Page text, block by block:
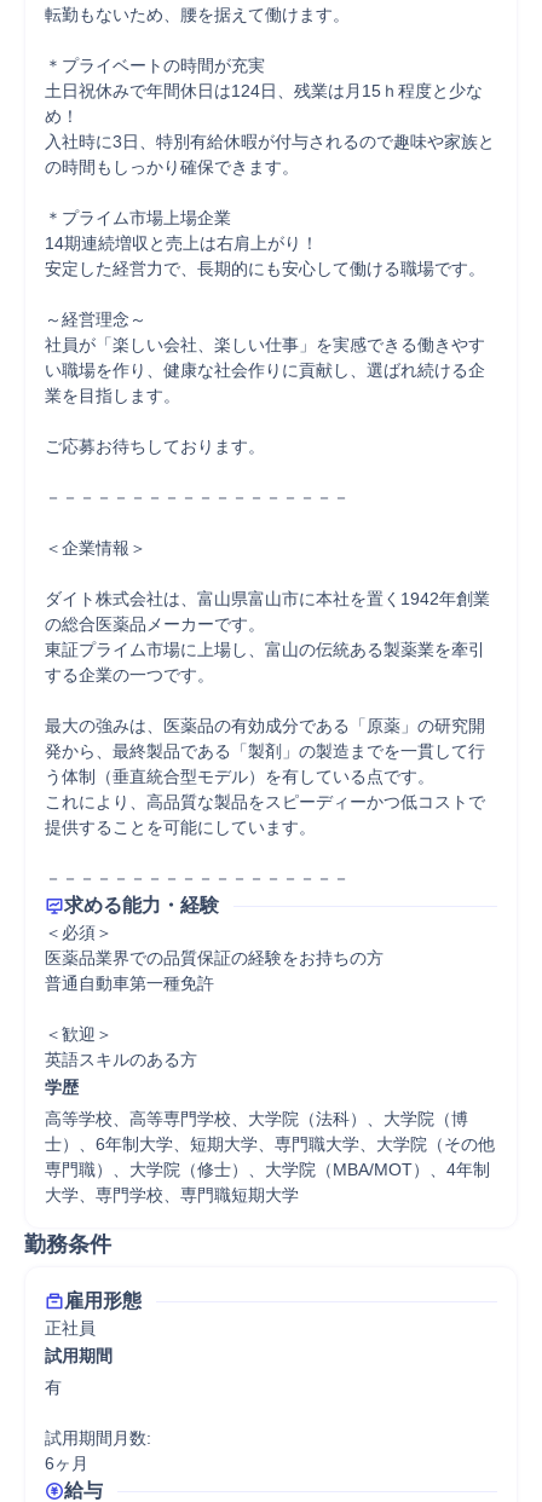
転勤もないため、腰を据えて働けます。
＊プライベートの時間が充実
土日祝休みで年間休日は124日、残業は月15ｈ程度と少な
め！
入社時に3日、特別有給休暇が付与されるので趣味や家族と
の時間もしっかり確保できます。
＊プライム市場上場企業
14期連続増収と売上は右肩上がり！
安定した経営力で、長期的にも安心して働ける職場です。
～経営理念～
社員が「楽しい会社、楽しい仕事」を実感できる働きやす
い職場を作り、健康な社会作りに貢献し、選ばれ続ける企
業を目指します。
ご応募お待ちしております。
－－－－－－－－－－－－－－－－－－
＜企業情報＞
ダイト株式会社は、富山県富山市に本社を置く1942年創業
の総合医薬品メーカーです。
東証プライム市場に上場し、富山の伝統ある製薬業を牽引
する企業の一つです。
最大の強みは、医薬品の有効成分である「原薬」の研究開
発から、最終製品である「製剤」の製造までを一貫して行
う体制（垂直統合型モデル）を有している点です。
これにより、高品質な製品をスピーディーかつ低コストで
提供することを可能にしています。
－－－－－－－－－－－－－－－－－－
求める能力・経験
＜必須＞
医薬品業界での品質保証の経験をお持ちの方
普通自動車第一種免許
＜歓迎＞
英語スキルのある方
学歴
高等学校、高等専門学校、大学院（法科）、大学院（博
士）、6年制大学、短期大学、専門職大学、大学院（その他
専門職）、大学院（修士）、大学院（MBA/MOT）、4年制
大学、専門学校、専門職短期大学
勤務条件
雇用形態
正社員
試用期間
有
試用期間月数:
6ヶ月
給与